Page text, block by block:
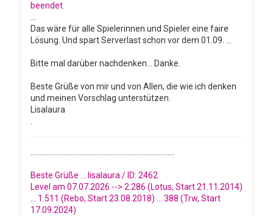
beendet.
Das wäre für alle Spielerinnen und Spieler eine faire
Lösung. Und spart Serverlast schon vor dem 01.09. ...
Bitte mal darüber nachdenken... Danke.
Beste Grüße von mir und von Allen, die wie ich denken
und meinen Vorschlag unterstützen.
Lisalaura
Beste Grüße ... lisalaura / ID: 2462
Level am 07.07.2026 --> 2.286 (Lotus, Start 21.11.2014)
... 1.511 (Rebo, Start 23.08.2018) ... 388 (Trw, Start
17.09.2024)